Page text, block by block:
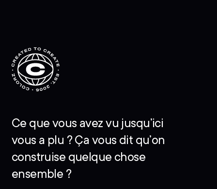
Ce que vous avez vu jusqu’ici
vous a plu ? Ça vous dit qu’on
construise quelque chose
ensemble ?